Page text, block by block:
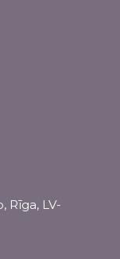
Rīga, LV-